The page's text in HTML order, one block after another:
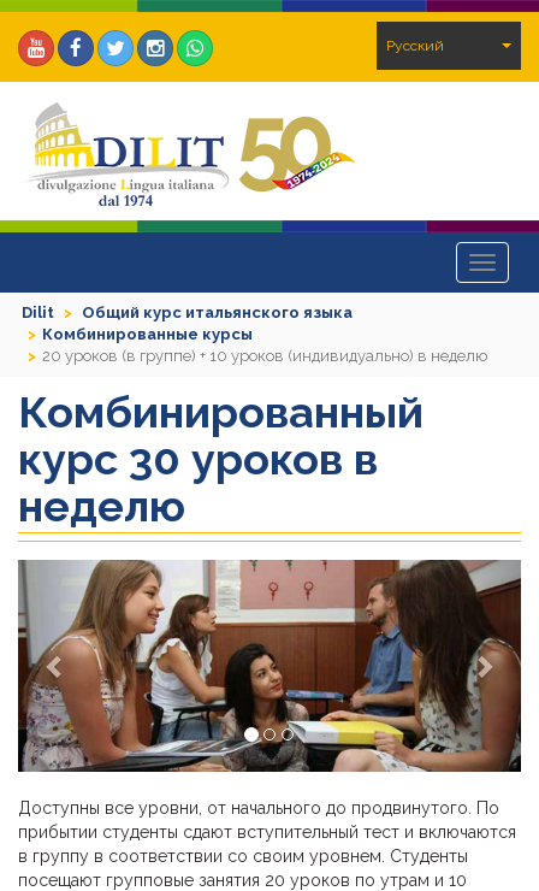
Pусский
Toggle
Dilit
Общий курс итальянского языка
Комбинированные курсы
20 уроков (в группе) + 10 уроков (индивидуально) в неделю
Комбинированный
курс 30 уроков в
неделю
Previous Next
Доступны все уровни, от начального до продвинутого. По
прибытии студенты сдают вступительный тест и включаются
в группу в соответствии со своим уровнем. Студенты
посещают групповые занятия 20 уроков по утрам и 10